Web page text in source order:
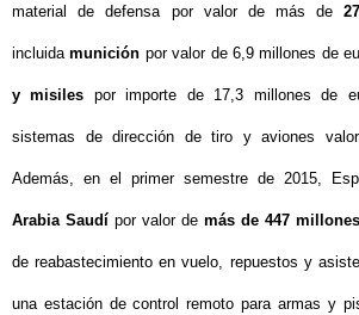
material de defensa por valor de más de
incluida munición por valor de 6,9 millones de
y misiles por importe de 17,3 millones de
sistemas de dirección de tiro y aviones
Además, en el primer semestre de 2015,
Arabia Saudí por valor de más de 447 millones
de reabastecimiento en vuelo, repuestos y
una estación de control remoto para armas y